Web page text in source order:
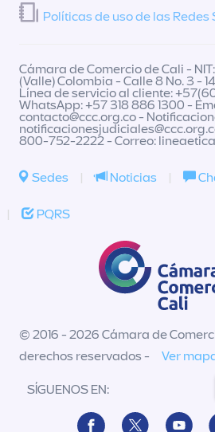
Políticas de uso de las Redes
Cámara de Comercio de Cali -
(Valle) Colombia - Calle 8 No. 3 - 14
Línea de servicio al cliente:
WhatsApp: +57 318 886 1300 -
contacto@ccc.org.co-
800-752-2222 - Correo:
Sedes | Noticias |
| PQRS
© 2016 - 2026 Cámara de
derechos reservados -
Ver
SÍGUENOS EN: